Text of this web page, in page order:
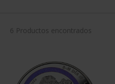
6 Productos encontrados